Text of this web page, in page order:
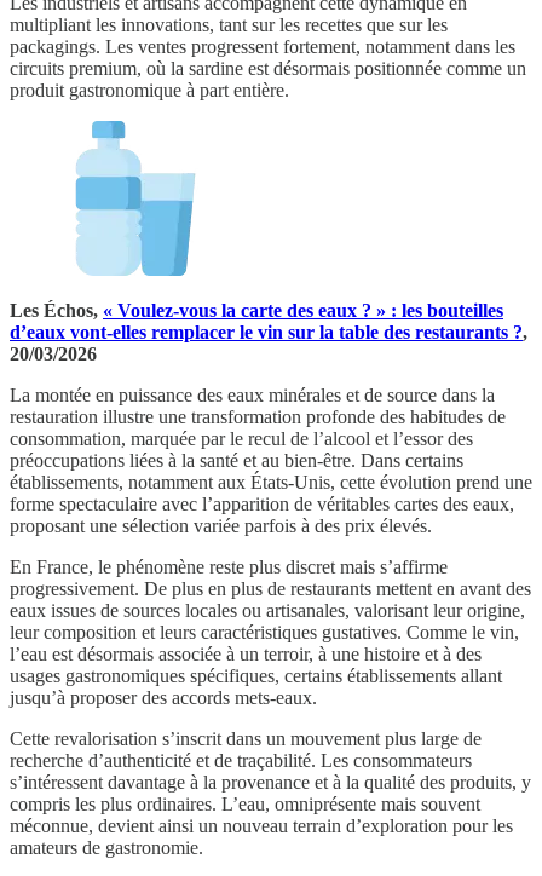
multipliant les innovations, tant sur les recettes que sur les
packagings. Les ventes progressent fortement, notamment dans les
circuits premium, où la sardine est désormais positionnée comme un
produit gastronomique à part entière.
Les Échos, « Voulez-vous la carte des eaux ? » : les bouteilles
d’eaux vont-elles remplacer le vin sur la table des restaurants ?,
20/03/2026
La montée en puissance des eaux minérales et de source dans la
restauration illustre une transformation profonde des habitudes de
consommation, marquée par le recul de l’alcool et l’essor des
préoccupations liées à la santé et au bien-être. Dans certains
établissements, notamment aux États-Unis, cette évolution prend une
forme spectaculaire avec l’apparition de véritables cartes des eaux,
proposant une sélection variée parfois à des prix élevés.
En France, le phénomène reste plus discret mais s’affirme
progressivement. De plus en plus de restaurants mettent en avant des
eaux issues de sources locales ou artisanales, valorisant leur origine,
leur composition et leurs caractéristiques gustatives. Comme le vin,
l’eau est désormais associée à un terroir, à une histoire et à des
usages gastronomiques spécifiques, certains établissements allant
jusqu’à proposer des accords mets-eaux.
Cette revalorisation s’inscrit dans un mouvement plus large de
recherche d’authenticité et de traçabilité. Les consommateurs
s’intéressent davantage à la provenance et à la qualité des produits, y
compris les plus ordinaires. L’eau, omniprésente mais souvent
méconnue, devient ainsi un nouveau terrain d’exploration pour les
amateurs de gastronomie.